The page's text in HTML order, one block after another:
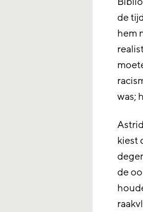
de
hem
was;
kiest
de